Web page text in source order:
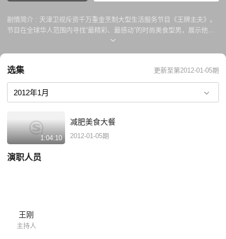
剧情简介 : 天津卫视斥资千万重金烹制大型生活服务节目《王牌主夫》。
节目在全球华人范围内寻找“最精彩、最感动”的时尚美食型男，展示他们
与亲人，友人，爱人最感人的美食故事。
选集 更新至第2012-01-05期
1:04:10
减肥美食大餐
2012-01-05期
演职人员
王刚
主持人